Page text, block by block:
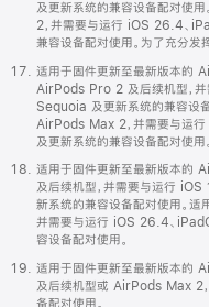
及更新系统的兼容设备配对使
2，并需要与运行 iOS 26.4、
兼容设备配对使用。为了充分发
适用于固件更新至最新版本的
AirPods Pro 2 及后续机型，
Sequoia 及更新系统的兼容设
AirPods Max 2，并需要与运
及更新系统的兼容设备配对使用。
适用于固件更新至最新版本
及后续机型，并需要与运行
新系统的兼容设备配对使用。
并需要与运行 iOS 26.4、
容设备配对使用。
适用于固件更新至最新版本的
及后续机型或 AirPods Max 2
备配对使用。